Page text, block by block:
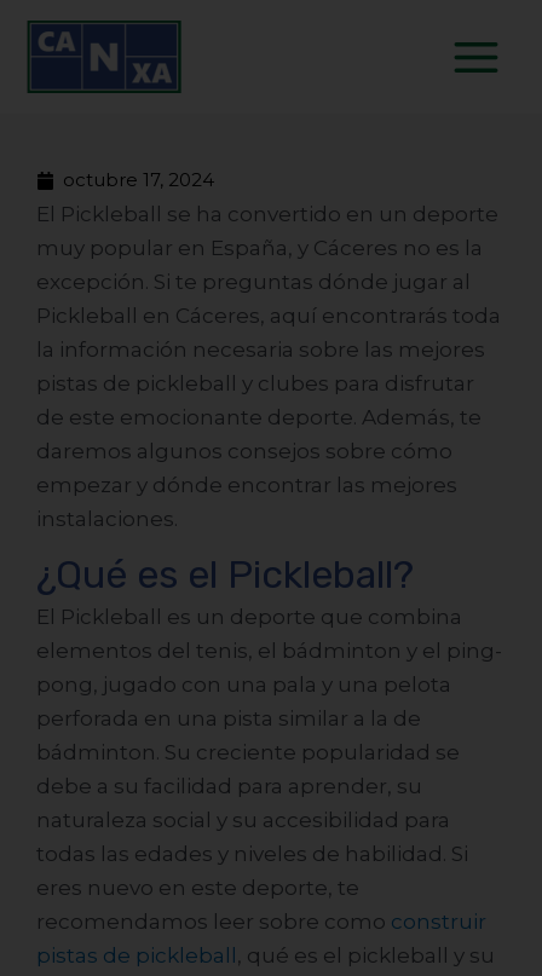
contenido
Menu
octubre 17, 2024
El Pickleball se ha convertido en un deporte
muy popular en España, y Cáceres no es la
excepción. Si te preguntas dónde jugar al
Pickleball en Cáceres, aquí encontrarás toda
la información necesaria sobre las mejores
pistas de pickleball
y clubes para disfrutar
de este emocionante deporte. Además, te
daremos algunos consejos sobre cómo
empezar y dónde encontrar las mejores
instalaciones.
¿Qué es el Pickleball?
El Pickleball es un deporte que combina
elementos del tenis, el bádminton y el ping-
pong, jugado con una pala y una pelota
perforada en una pista similar a la de
bádminton. Su creciente popularidad se
debe a su facilidad para aprender, su
naturaleza social y su accesibilidad para
todas las edades y niveles de habilidad. Si
eres nuevo en este deporte, te
recomendamos leer sobre como construir
pistas de pickleball , qué es el pickleball
y su